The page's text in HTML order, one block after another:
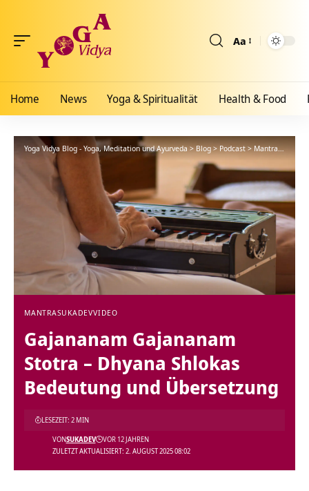
Aa
Home News Yoga & Spiritualität Health & Food
Yoga Vidya Blog - Yoga, Meditation und Ayurveda>Blog>Podcast>Mantra>
MANTRASUKADEVVIDEO
Gajananam Gajananam
Stotra – Dhyana Shlokas
Bedeutung und Übersetzung
ZULETZT AKTUALISIERT: 2. AUGUST 2025 08:02
VONSUKADEV VOR 12 JAHREN
LESEZEIT: 2 MIN